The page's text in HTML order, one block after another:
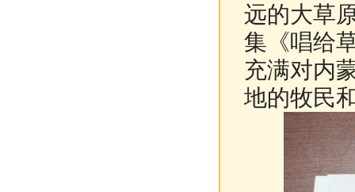
远的大草
集《唱给
充满对内
地的牧民